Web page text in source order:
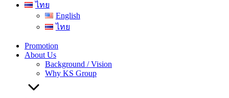
ไทย
English
ไทย
Promotion
About Us
Background / Vision
Why KS Group